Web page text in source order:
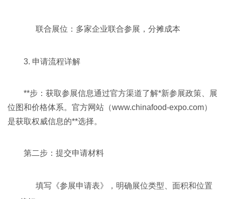
联合展位：多家企业联合参展，分摊成本
3. 申请流程详解
**步：获取参展信息通过官方渠道了解*新参展政策、展
位图和价格体系。官方网站（www.chinafood-expo.com）
是获取权威信息的**选择。
第二步：提交申请材料
填写《参展申请表》，明确展位类型、面积和位置